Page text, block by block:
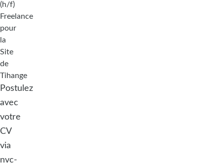
(h/f)
Freelance
pour
la
Site
de
Tihange
Postulez
avec
votre
CV
via
nvc-